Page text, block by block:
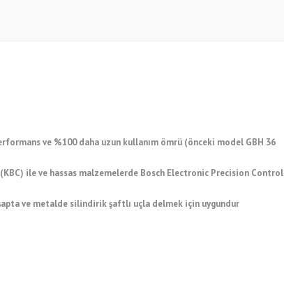
ve %100 daha uzun kullanım ömrü (önceki model GBH 36
ile ve hassas malzemelerde Bosch Electronic Precision Control
ve metalde silindirik şaftlı uçla delmek için uygundur